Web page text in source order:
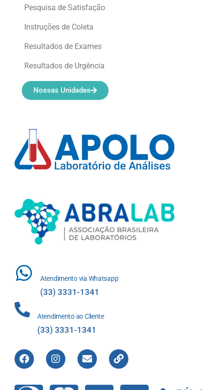
Atendimento via Whatsapp
(33) 3331-1341
Atendimento ao Cliente
(33) 3331-1341
Pesquisa de Satisfação
Instruções de Coleta
Resultados de Exames
Resultados de Urgência
Nossas Unidades